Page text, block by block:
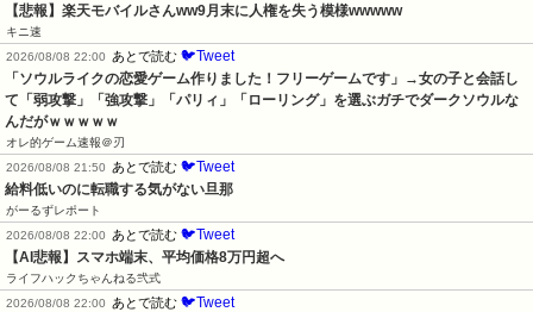
【悲報】楽天モバイルさんww9月末に人権を失う模様wwwww
キニ速
2026/08/08 22:00
あとで読む 🐦Tweet
「ソウルライクの恋愛ゲーム作りました！フリーゲームです」→女の子と会話し
て「弱攻撃」「強攻撃」「パリィ」「ローリング」を選ぶガチでダークソウルな
んだがｗｗｗｗｗ
オレ的ゲーム速報＠刃
2026/08/08 21:50
あとで読む 🐦Tweet
給料低いのに転職する気がない旦那
がーるずレポート
2026/08/08 22:00
あとで読む 🐦Tweet
【AI悲報】スマホ端末、平均価格8万円超へ
ライフハックちゃんねる弐式
2026/08/08 22:00
あとで読む 🐦Tweet